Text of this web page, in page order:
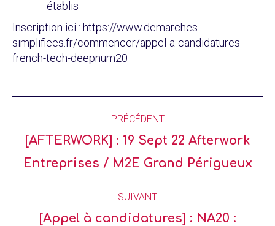
établis
Inscription ici : https://www.demarches-
simplifiees.fr/commencer/appel-a-candidatures-
french-tech-deepnum20
PRÉCÉDENT
[AFTERWORK] : 19 Sept 22 Afterwork
Entreprises / M2E Grand Périgueux
SUIVANT
[Appel à candidatures] : NA20 :